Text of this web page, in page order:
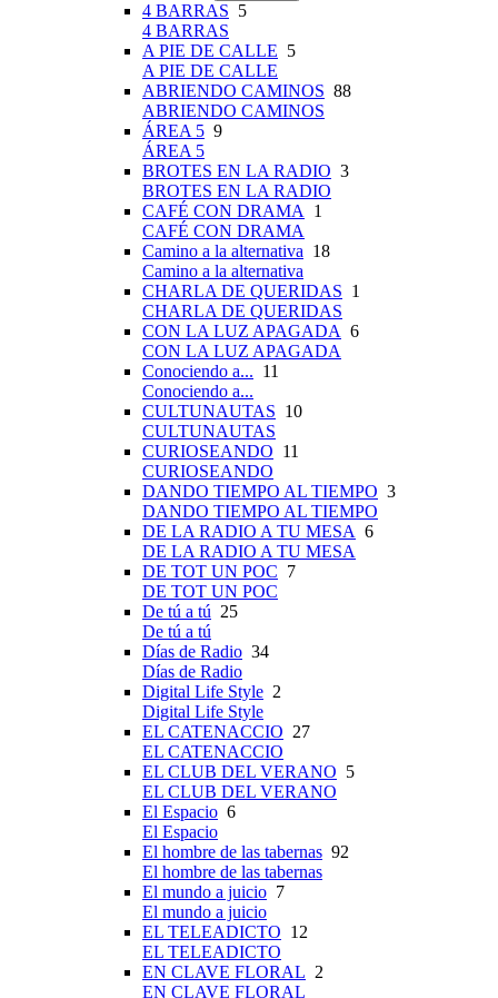
4 BARRAS 5
4 BARRAS
A PIE DE CALLE 5
A PIE DE CALLE
ABRIENDO CAMINOS 88
ABRIENDO CAMINOS
ÁREA 5 9
ÁREA 5
BROTES EN LA RADIO 3
BROTES EN LA RADIO
CAFÉ CON DRAMA
1
CAFÉ CON DRAMA
Camino a la alternativa 18
Camino a la alternativa
CHARLA DE QUERIDAS 1
CHARLA DE QUERIDAS
CON LA LUZ APAGADA 6
CON LA LUZ APAGADA
Conociendo a... 11
Conociendo a...
CULTUNAUTAS 10
CULTUNAUTAS
CURIOSEANDO 11
CURIOSEANDO
DANDO TIEMPO AL TIEMPO 3
DANDO TIEMPO AL TIEMPO
DE LA RADIO A TU MESA 6
DE LA RADIO A TU MESA
DE TOT UN POC 7
DE TOT UN POC
De tú a tú 25
De tú a tú
Días de Radio 34
Días de Radio
Digital Life Style 2
Digital Life Style
EL CATENACCIO 27
EL CATENACCIO
EL CLUB DEL VERANO 5
EL CLUB DEL VERANO
El Espacio 6
El Espacio
El hombre de las tabernas 92
El hombre de las tabernas
El mundo a juicio 7
El mundo a juicio
EL TELEADICTO 12
EL TELEADICTO
EN CLAVE FLORAL 2
EN CLAVE FLORAL